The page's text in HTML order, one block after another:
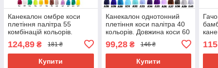
Канекалон омбре коси
плетіння палітра 55
комбінацій кольорів.
Термостійкий
124,89 ₴ 181 ₴
Купити
Канекалон однотонний
плетіння коси палітра 40
кольорів. Довжина коси 60
99,28₴ 146 ₴
Купити
115